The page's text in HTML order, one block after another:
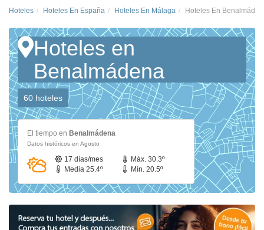
Hoteles Hoteles En España Hoteles En Málaga Hoteles En
Hoteles en
Benalmádena
60 hoteles
El tiempo en Benalmádena
Datos históricos en Agosto
17 días/mes
Máx. 30.3º
Media 25.4º
Mín. 20.5º